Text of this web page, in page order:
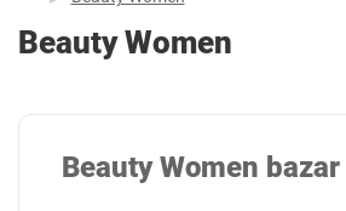
Beauty Women
Beauty Women bazar